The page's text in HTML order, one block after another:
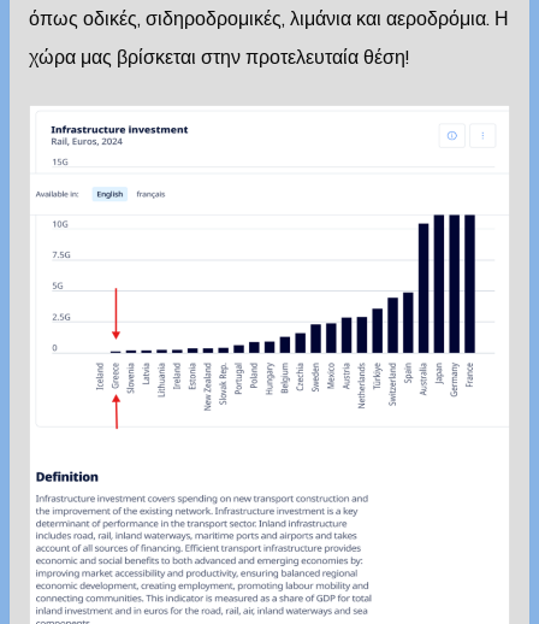
όπως οδικές, σιδηροδρομικές, λιμάνια και αεροδρόμια. Η
χώρα μας βρίσκεται στην προτελευταία θέση!